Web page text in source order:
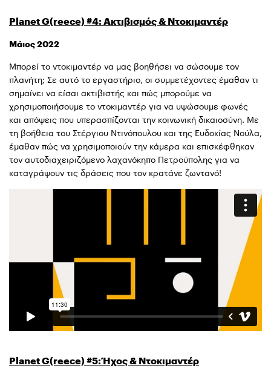
Planet G(reece) #4: Ακτιβισμός & Ντοκιμαντέρ
Μάιος 2022
Μπορεί το ντοκιμαντέρ να μας βοηθήσει να σώσουμε τον
πλανήτη; Σε αυτό το εργαστήριο, οι συμμετέχοντες έμαθαν τι
σημαίνει να είσαι ακτιβιστής και πώς μπορούμε να
χρησιμοποιήσουμε το ντοκιμαντέρ για να υψώσουμε φωνές
και απόψεις που υπερασπίζονται την κοινωνική δικαιοσύνη. Με
τη βοήθεια του Στέργιου Ντινόπουλου και της Ευδοκίας Νούλα,
έμαθαν πώς να χρησιμοποιούν την κάμερα και επισκέφθηκαν
τον αυτοδιαχειριζόμενο λαχανόκηπο Πετρούπολης για να
καταγράψουν τις δράσεις που τον κρατάνε ζωντανό!
Planet G(reece) #5: Ήχος & Ντοκιμαντέρ